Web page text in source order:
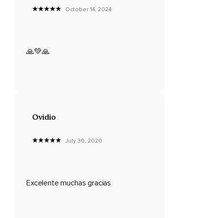
Sino también con los pensamientos.
Si de continuo se deja llevar por pensamientos negativos,
Funcionamos casi como un imán,
Si constantemente está pensando en cosas positivas,
October 14, 2024
🙏💚🙏
Ovidio
July 30, 2020
Excelente muchas gracias